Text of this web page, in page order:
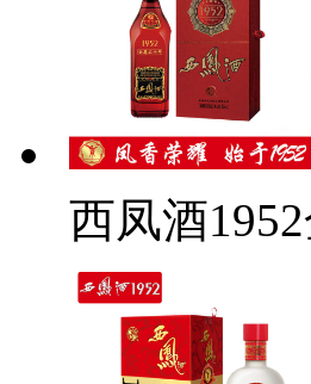
西凤酒